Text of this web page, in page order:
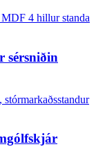
sérsniðin